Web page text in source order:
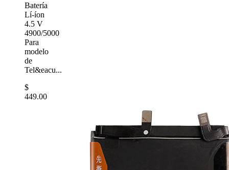
Batería
Lí-íon
4.5 V
4900/5000
Para
modelo
de
Tel&eacu...
$
449.00